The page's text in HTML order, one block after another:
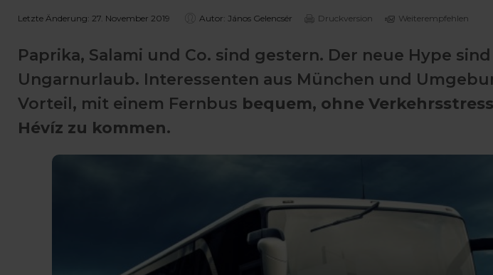
Letzte Änderung: 27. November 2019 Autor: János Gelencsér Druckversion Weiterempfehlen
Paprika, Salami und Co. sind gestern. Der neue Hype
Ungarnurlaub. Interessenten aus München und
Vorteil, mit einem Fernbus bequem, ohne
Hévíz zu kommen.